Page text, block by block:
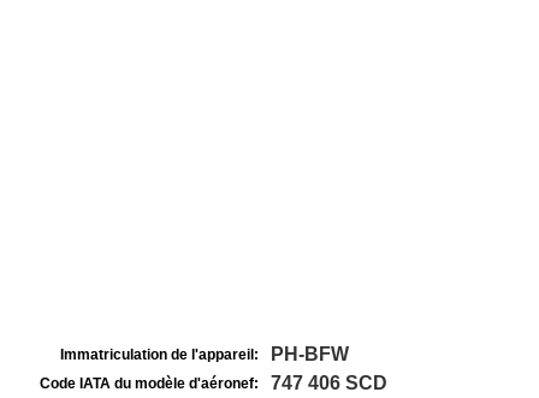
Immatriculation de l'appareil: PH-BFW
Code IATA du modèle d'aéronef: 747 406 SCD